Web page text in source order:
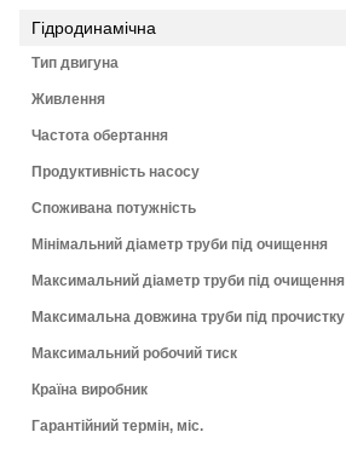
Гідродинамічна
Тип двигуна
Живлення
Частота обертання
Продуктивність насосу
Споживана потужність
Мінімальний діаметр труби під очищення
Максимальний діаметр труби під очищення
Максимальна довжина труби під прочистку
Максимальний робочий тиск
Країна виробник
Гарантійний термін, міс.